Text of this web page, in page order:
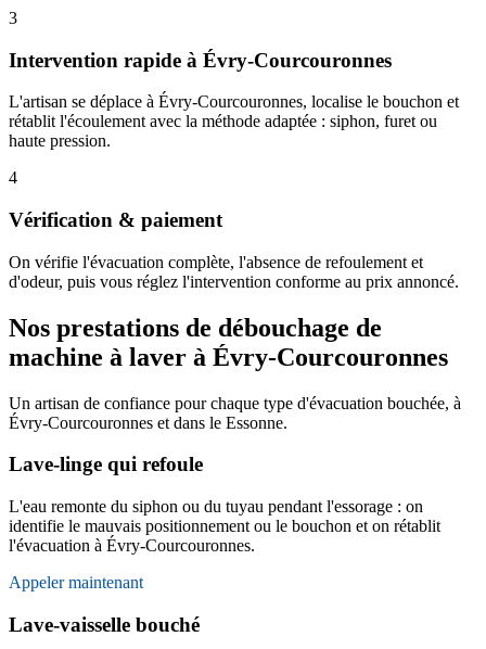
3
Intervention rapide à Évry-Courcouronnes
L'artisan se déplace à Évry-Courcouronnes, localise le bouchon et
rétablit l'écoulement avec la méthode adaptée : siphon, furet ou
haute pression.
4
Vérification & paiement
On vérifie l'évacuation complète, l'absence de refoulement et
d'odeur, puis vous réglez l'intervention conforme au prix annoncé.
Nos prestations de débouchage de
machine à laver à Évry-Courcouronnes
Un artisan de confiance pour chaque type d'évacuation bouchée, à
Évry-Courcouronnes et dans le Essonne.
Lave-linge qui refoule
L'eau remonte du siphon ou du tuyau pendant l'essorage : on
identifie le mauvais positionnement ou le bouchon et on rétablit
l'évacuation à Évry-Courcouronnes.
Appeler maintenant
Lave-vaisselle bouché